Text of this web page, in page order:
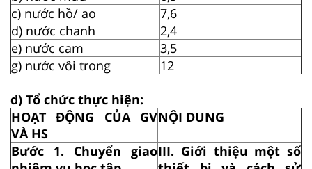
c) nước hồ/ ao
7,6
d) nước chanh
2,4
e) nước cam
3,5
g) nước vôi trong
12
d) Tổ chức thực hiện:
HOẠT ĐỘNG CỦA GV
VÀ HS
NỘI DUNG
Bước 1. Chuyển giaoIII. Giới thiệu một số